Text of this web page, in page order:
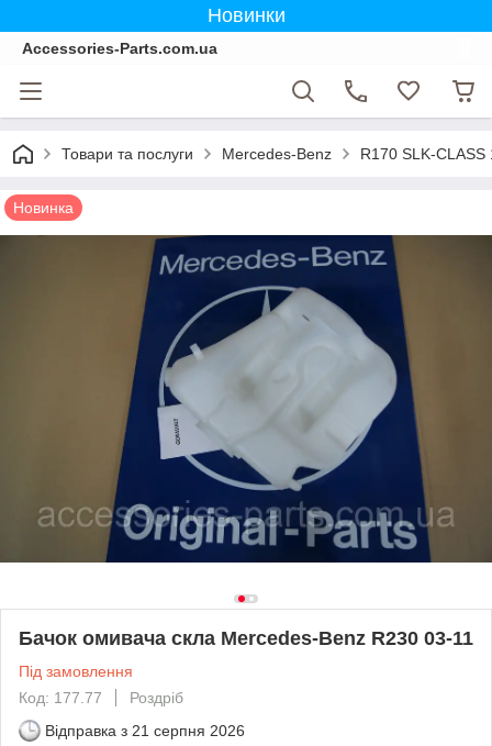
Новинки
Accessories-Parts.com.ua
Товари та послуги Mercedes-Benz R170 SLK-CLASS
Новинка
Бачок омивача скла Mercedes-Benz R230 03-11
Під замовлення
Код: 177.77
Роздріб
Відправка з 21 серпня 2026